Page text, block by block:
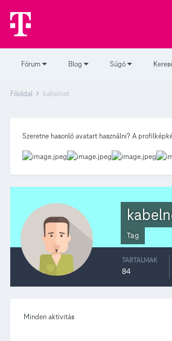
Fórum Blog Súgó
Főoldal kabelnet
Szeretne hasonló avatart használni? A
Tag
TARTALMAK
84
Minden aktivitás